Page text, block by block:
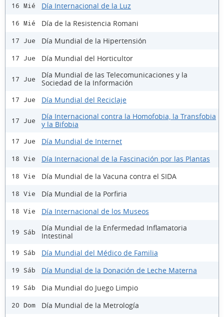
16 Mié Día Internacional de la Luz
16 Mié Día de la Resistencia Romani
17 Jue Día Mundial de la Hipertensión
17 Jue Día Mundial del Horticultor
17 Jue
Día Mundial de las Telecomunicaciones y la
Sociedad de la Información
17 Jue Día Mundial del Reciclaje
17 Jue
Día Internacional contra la Homofobia, la Transfobia
y la Bifobia
17 Jue Día Mundial de Internet
18 Vie Día Internacional de la Fascinación por las Plantas
18 Vie Día Mundial de la Vacuna contra el SIDA
18 Vie Día Mundial de la Porfiria
18 Vie Día Internacional de los Museos
19 Sáb
Día Mundial de la Enfermedad Inflamatoria
Intestinal
19 Sáb Día Mundial del Médico de Familia
19 Sáb Día Mundial de la Donación de Leche Materna
19 Sáb Dia Mundial do Juego Limpio
20 Dom Día Mundial de la Metrología